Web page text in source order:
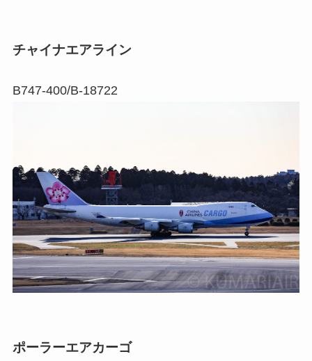
チャイナエアライン
B747-400/B-18722
ポーラーエアカーゴ